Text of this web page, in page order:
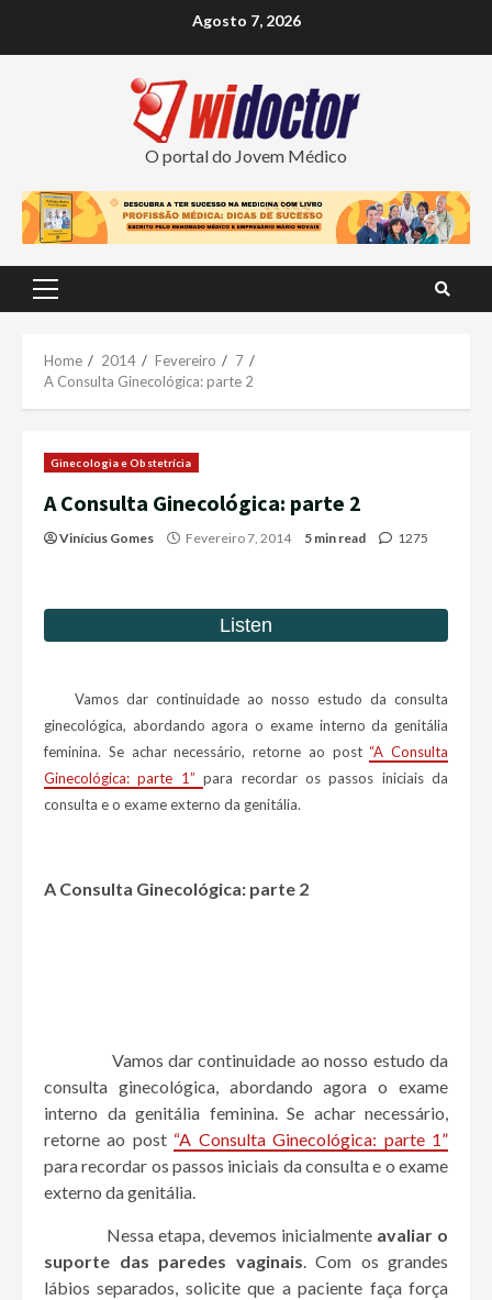
Agosto 7, 2026
O portal do Jovem Médico
Primary
Home 2014 Fevereiro
7
A Consulta Ginecológica: parte 2
Ginecologia e Obstetrícia
A Consulta Ginecológica: parte 2
Vinícius Gomes Fevereiro 7, 2014 5 min read 1275
Vamos dar continuidade ao nosso estudo da consulta
ginecológica, abordando agora o exame interno da genitália
feminina. Se achar necessário, retorne ao post “A Consulta
Ginecológica: parte 1”para recordar os passos iniciais da
consulta e o exame externo da genitália.
A Consulta Ginecológica: parte 2
Vamos dar continuidade ao nosso estudo da
consulta ginecológica, abordando agora o exame
interno da genitália feminina. Se achar necessário,
retorne ao post “A Consulta Ginecológica: parte 1”
para recordar os passos iniciais da consulta e o exame
externo da genitália.
Nessa etapa, devemos inicialmente avaliar o
suporte das paredes vaginais. Com os grandes
lábios separados, solicite que a paciente faça força